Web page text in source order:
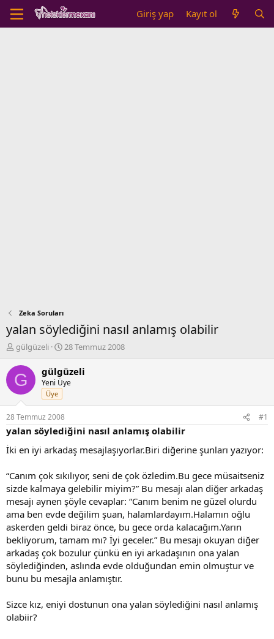
Giriş yap Kayıt ol
Zeka Soruları
yalan söylediğini nasıl anlamış olabilir
K
n
b
y
u
b
a
ş
l
t
a
n
gülgüzeli
B
ş
l
a
g
ı
ç
t
a
i
h
i
28 Temmuz 2008
G gülgüzeli
Yeni Üye
Üye
28 Temmuz 2008 #1
yalan söylediğini nasıl anlamış olabilir
İki en iyi arkadaş mesajlaşıyorlar.Biri diğerine şunları yazıyor:
“Canım çok sıkılıyor, seni de çok özledim.Bu gece müsaitseniz
sizde kalmaya gelebilir miyim?” Bu mesajı alan diğer arkadaş
mesajı aynen şöyle cevaplar: “Canım benim ne güzel olurdu
ama ben evde değilim şuan, halamlardayım.Halamın oğlu
askerden geldi biraz önce, bu gece orda kalacağım.Yarın
bekliyorum, tamam mı? İyi geceler.” Bu mesajı okuyan diğer
arkadaş çok bozulur çünkü en iyi arkadaşının ona yalan
söylediğinden, aslında evde olduğundan emin olmuştur ve
bunu bu mesajla anlamıştır.
Sizce kız, eniyi dostunun ona yalan söylediğini nasıl anlamış
olabiir?